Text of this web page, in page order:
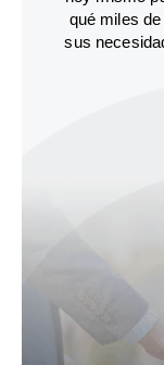
qué miles
sus